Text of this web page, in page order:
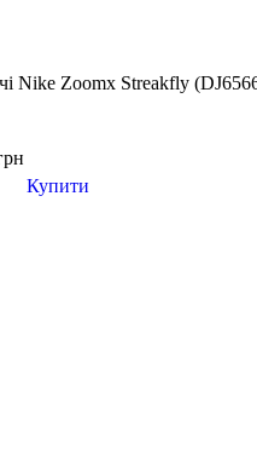
Nike Zoomx Streakfly
Купити